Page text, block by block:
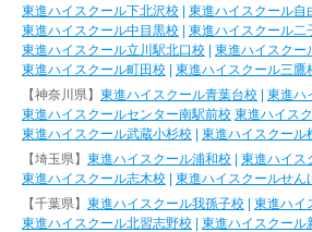
東進ハイスクール下北沢校
東進ハイスクール自
東進ハイスクール中目黒校
東進ハイスクール二
東進ハイスクール立川駅北口校
東進ハイスクー
東進ハイスクール町田校
東進ハイスクール三鷹
【神奈川県】 東進ハイスクール青葉台校
東進ハ
東進ハイスクールセンター南駅前校 東進ハイス
東進ハイスクール武蔵小杉校
東進ハイスクール
【埼玉県】 東進ハイスクール浦和校
東進ハイス
東進ハイスクール志木校
東進ハイスクールせん
【千葉県】 東進ハイスクール我孫子校
東進ハイ
東進ハイスクール北習志野校
東進ハイスクール